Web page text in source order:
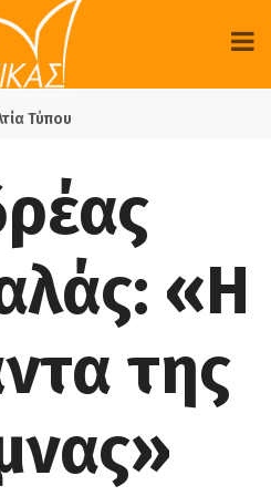
Τύπου
«Η
της